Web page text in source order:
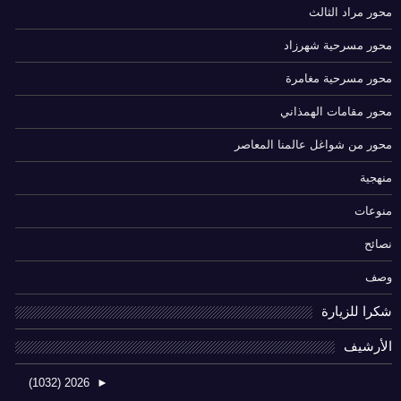
محور مراد الثالث
محور مسرحية شهرزاد
محور مسرحية مغامرة
محور مقامات الهمذاني
محور من شواغل عالمنا المعاصر
منهجية
منوعات
نصائح
وصف
شكرا للزيارة
الأرشيف
►
2026
(1032)